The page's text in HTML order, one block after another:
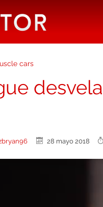
cars
28 mayo 2018